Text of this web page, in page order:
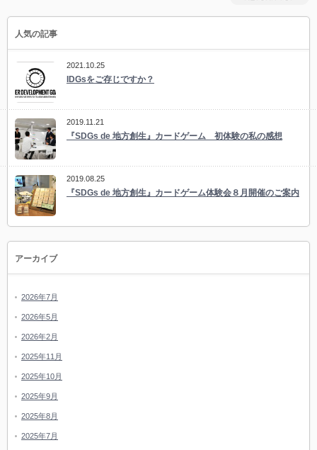
人気の記事
2021.10.25
IDGsをご存じですか？
2019.11.21
『SDGs de 地方創生』カードゲーム 初体験の私の感想
2019.08.25
『SDGs de 地方創生』カードゲーム体験会８月開催のご案内
アーカイブ
2026年7月
2026年5月
2026年2月
2025年11月
2025年10月
2025年9月
2025年8月
2025年7月